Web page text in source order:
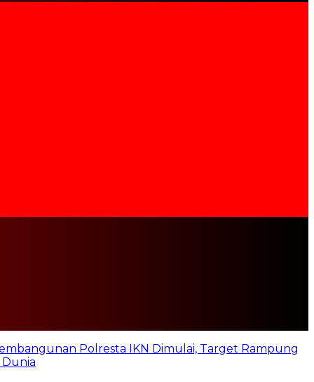
Polresta IKN Dimulai, Target Rampung